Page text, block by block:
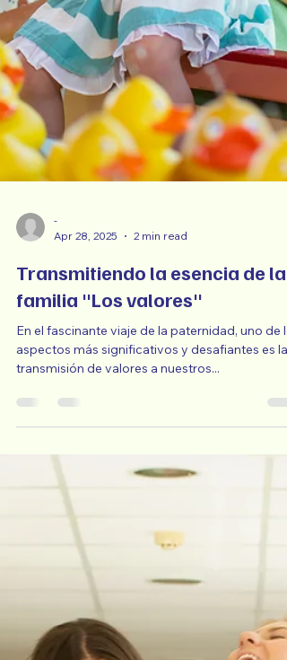
2 min read
Transmitiendo la esencia de la
familia "Los valores"
En el fascinante viaje de la paternidad, uno de
aspectos más significativos y desafiantes es la